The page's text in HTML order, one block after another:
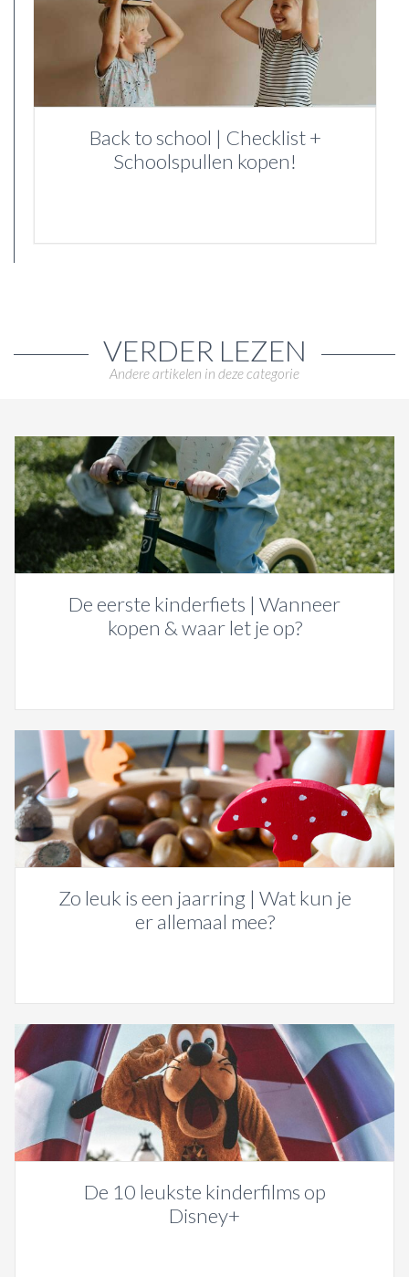
Back to school | Checklist +
Schoolspullen kopen!
VERDER LEZEN
Andere artikelen in deze categorie
De eerste kinderfiets | Wanneer
kopen & waar let je op?
Zo leuk is een jaarring | Wat kun je
er allemaal mee?
De 10 leukste kinderfilms op
Disney+